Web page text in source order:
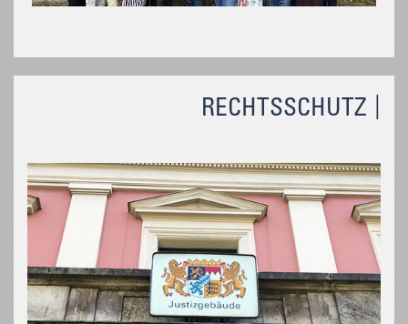
RECHTSSCHUTZ